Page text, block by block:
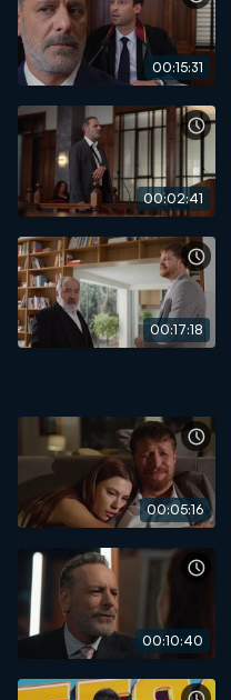
00:15:31
00:02:41
00:17:18
00:05:16
00:10:40